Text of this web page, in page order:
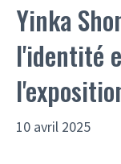
Yinka
l'identité
10 avril 2025